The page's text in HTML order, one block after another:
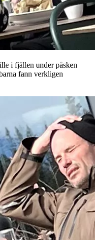
i fjällen under påsken
fann verkligen